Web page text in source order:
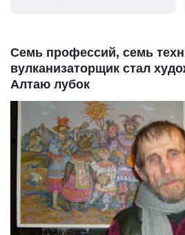
Семь профессий, семь
вулканизаторщик стал
Алтаю лубок